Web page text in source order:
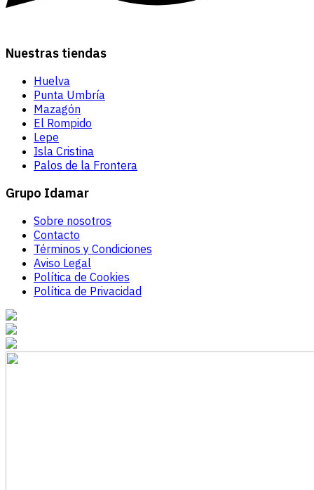
Nuestras tiendas
Huelva
Punta Umbría
Mazagón
El Rompido
Lepe
Isla Cristina
Palos de la Frontera
Grupo Idamar
Sobre nosotros
Contacto
Términos y Condiciones
Aviso Legal
Política de Cookies
Política de Privacidad